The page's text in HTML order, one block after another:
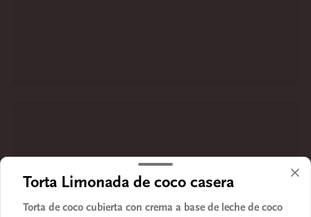
Torta Limonada de coco casera
Torta de coco cubierta con crema a base de leche de coco